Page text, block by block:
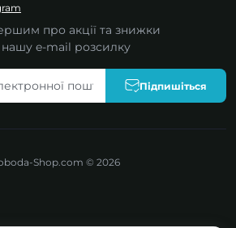
про акції та знижки
нашу e-mail розсилку
Підпишіться
Shop.com © 2026